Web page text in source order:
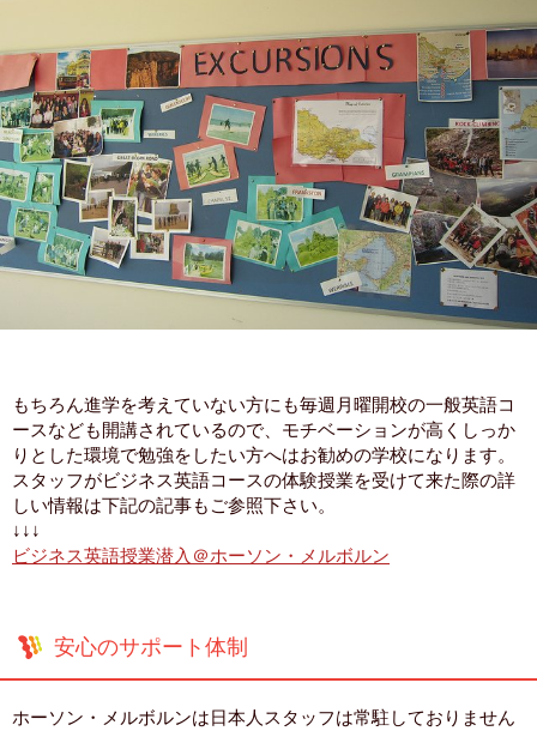
もちろん進学を考えていない方にも毎週月曜開校の一般英語コ
ースなども開講されているので、モチベーションが高くしっか
りとした環境で勉強をしたい方へはお勧めの学校になります。
スタッフがビジネス英語コースの体験授業を受けて来た際の詳
しい情報は下記の記事もご参照下さい。
↓↓↓
ビジネス英語授業潜入＠ホーソン・メルボルン
安心のサポート体制
ホーソン・メルボルンは日本人スタッフは常駐しておりません